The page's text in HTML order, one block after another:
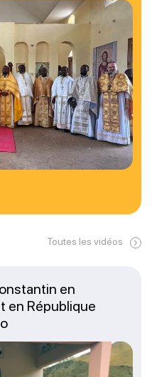
Toutes les vidéos
en
en République